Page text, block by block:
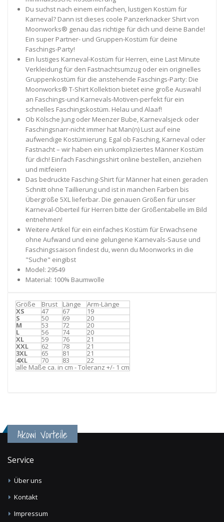
Du suchst nach einem einfachen, lustigen Kostüm für
Karneval? Dann ist dieses coole Panzerknacker Shirt von
Moonworks® genau das richtige für dich und deine Bande!
Ein super Partner- und Gruppen-Kostüm für deine
Faschings-Party!
Ein lustiges Karneval-Kostüm für Herren, eine Last Minute
Verkleidung für den Fastnachtsumzug oder ein originelles
Gruppenkostüm für die anstehende Faschings-Party: Die
Moonworks® T-Shirt Kollektion bietet eine große Auswahl
an Faschings-und Karnevals-Motiven-perfekt für ein
schnelles Faschingskostüm. Helau und Alaaf!
Ob Kölsche Jung oder Meenzer Bube, Karnevalsjeck oder
Faschingsnarr-nicht immer hat Man(n) Lust auf eine
aufwendige Kostümierung. Egal ob Fasching, Karneval oder
Fastnacht – wir haben ein unkompliziertes Männer Kostüm
für dich! Einfach Faschingsshirt online bestellen, anziehen
und mitfeiern
Das bedruckte Fasching-Shirt für Männer hat einen geraden
Schnitt ohne Taillierung und ist in manchen Farben bis
Übergröße 5XL lieferbar. Die genauen Größen für unser
Karneval-Oberteil für Herren bitte der Größentabelle im Bild
entnehmen!
Weitere Artikel für ein einfaches Kostüm für Erwachsene
ohne Aufwand und eine gelungene Karnevals-Sause und
Faschingssaison findest du, wenn du Moonworks in die
"Suche" eingibst
Model: 29549
Material: 100% Baumwolle
Größe Brust Länge Arm-Länge
XS 47 67 19
S 50 69 20
M 53 72 20
L 56 74 20
XL 59 76 21
XXL 62 78 21
3XL 65 81 21
4XL 70 83 22
alle Maße ca. in cm - Toleranz +/- 1 cm
Akowi Vorteile
Service
Über uns
Kontakt
Impressum